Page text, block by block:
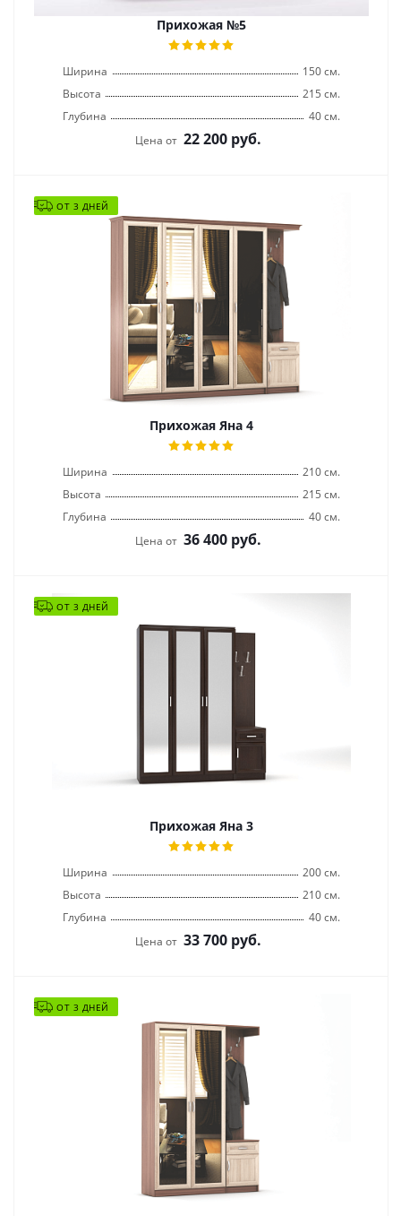
Прихожая №5
Ширина
150 см.
Высота
215 см.
Глубина
40 см.
Цена от 22 200 руб.
ОТ 3 ДНЕЙ
Прихожая Яна 4
Ширина
210 см.
Высота
215 см.
Глубина
40 см.
Цена от 36 400 руб.
ОТ 3 ДНЕЙ
Прихожая Яна 3
Ширина
200 см.
Высота
210 см.
Глубина
40 см.
Цена от 33 700 руб.
ОТ 3 ДНЕЙ